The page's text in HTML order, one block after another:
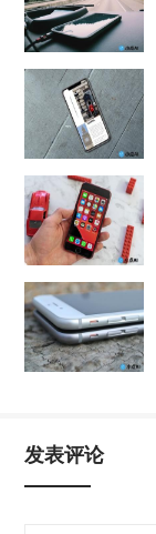
发表评论